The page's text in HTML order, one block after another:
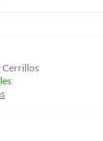
Cerrillos